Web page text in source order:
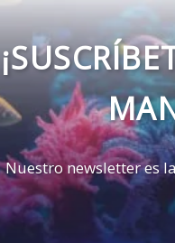
Nuestro newsletter es